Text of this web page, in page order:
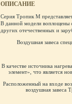
ОПИСАНИЕ
Серия Тропик М
В данной модели воплощены
других отечественных и
Воздушная завеса
В качестве источника
элемент», что является
Расположенный на входе
воздушная завеса